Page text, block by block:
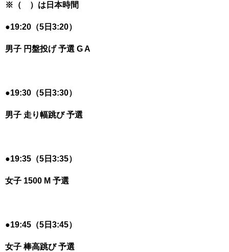
※（ ）は日本時間
●19:20（5日3:20）
男子 円盤投げ 予選 G A
●19:30（5日3:30）
男子 走り幅跳び 予選
●19:35（5日3:35）
女子 1500 M 予選
●19:45（5日3:45）
女子 棒高跳び 予選